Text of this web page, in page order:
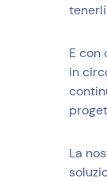
E con
in
La